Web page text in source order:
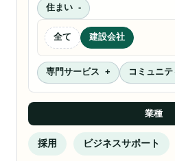
住まい
全て 建設会社
専門サービス コミュニ
業種
採用 ビジネスサポート